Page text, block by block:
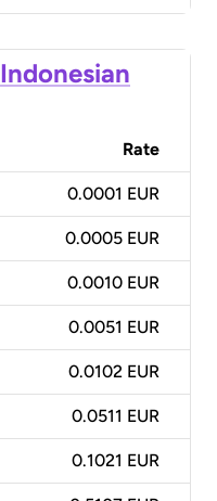
Indonesian
Rate
0.0001 EUR
0.0005 EUR
0.0010 EUR
0.0051 EUR
0.0102 EUR
0.0511 EUR
0.1021 EUR